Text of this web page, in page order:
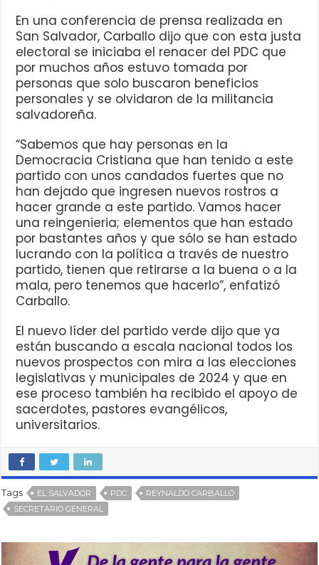
En una conferencia de prensa realizada en
San Salvador, Carballo dijo que con esta justa
electoral se iniciaba el renacer del PDC que
por muchos años estuvo tomada por
personas que solo buscaron beneficios
personales y se olvidaron de la militancia
salvadoreña.
“Sabemos que hay personas en la
Democracia Cristiana que han tenido a este
partido con unos candados fuertes que no
han dejado que ingresen nuevos rostros a
hacer grande a este partido. Vamos hacer
una reingenieria; elementos que han estado
por bastantes años y que sólo se han estado
lucrando con la política a través de nuestro
partido, tienen que retirarse a la buena o a la
mala, pero tenemos que hacerlo”, enfatizó
Carballo.
El nuevo líder del partido verde dijo que ya
están buscando a escala nacional todos los
nuevos prospectos con mira a las elecciones
legislativas y municipales de 2024 y que en
ese proceso también ha recibido el apoyo de
sacerdotes, pastores evangélicos,
universitarios.
Tags EL SALVADOR PDC
REYNALDO CARBALLO
SECRETARIO GENERAL